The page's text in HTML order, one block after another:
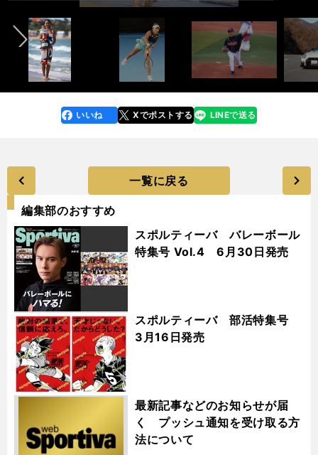
faceboo
k
いいね Xでポストする
line LINEで送る
一覧に戻る
編集部のおすすめ
スポルティーバ バレーボール
特集号 Vol.4 6月30日発売
スポルティーバ 部活特集号
3月16日発売
最新記事などのお知らせが届
く プッシュ通知を受け取る方
法について